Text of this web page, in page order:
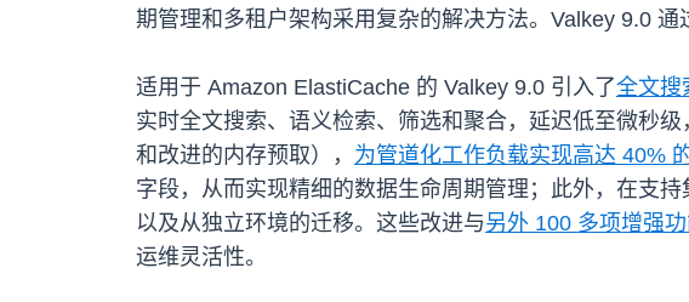
期管理和多租户架构采用复杂的解决方法。Valkey 9.0
适用于 Amazon ElastiCache 的 Valkey 9.0 引入了全文搜
实时全文搜索、语义检索、筛选和聚合，延迟低至微秒
和改进的内存预取）， 为管道化工作负载实现高达 40%
字段，从而实现精细的数据生命周期管理；此外，在支
以及从独立环境的迁移。这些改进与另外 100 多项增强
运维灵活性。